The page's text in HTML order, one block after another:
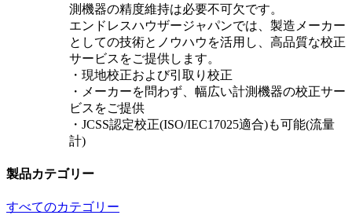
測機器の精度維持は必要不可欠です。
エンドレスハウザージャパンでは、製造メーカー
としての技術とノウハウを活用し、高品質な校正
サービスをご提供します。
・現地校正および引取り校正
・メーカーを問わず、幅広い計測機器の校正サー
ビスをご提供
・JCSS認定校正(ISO/IEC17025適合)も可能(流量
計)
製品カテゴリー
すべてのカテゴリー